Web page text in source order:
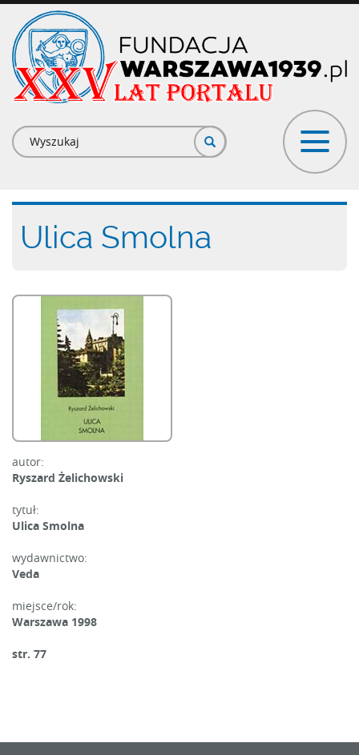
Przejdź
treści
Formularz
wyszukiwania
Ulica Smolna
autor:
Ryszard Żelichowski
tytuł:
Ulica Smolna
wydawnictwo:
Veda
miejsce/rok:
Warszawa 1998
str. 77